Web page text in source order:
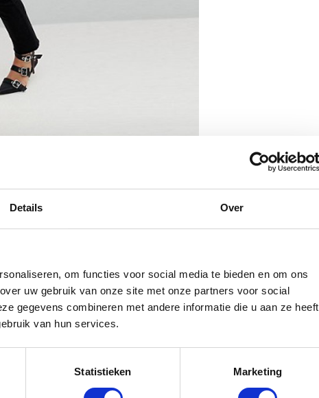
Details Over
om functies voor social media te bieden en om ons
uw gebruik van onze site met onze partners voor social
gegevens combineren met andere informatie die u aan ze heeft
van hun services.
Statistieken Marketing